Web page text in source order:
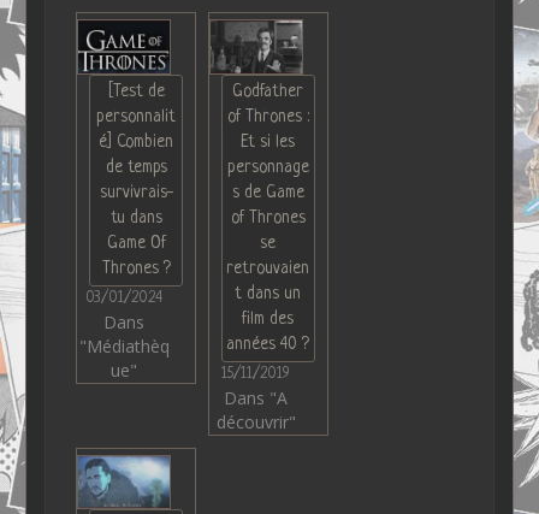
[Test de
personnalit
é] Combien
de temps
survivrais-
tu dans
Game Of
Thrones ?
03/01/2024
Dans
"Médiathèq
ue"
Godfather
of Thrones :
Et si les
personnage
s de Game
of Thrones
se
retrouvaien
t dans un
film des
années 40 ?
15/11/2019
Dans "A
découvrir"